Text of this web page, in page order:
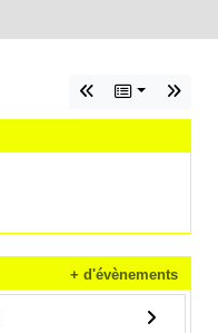
+ d'évènements